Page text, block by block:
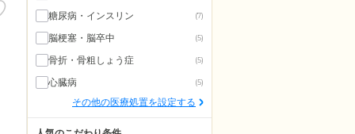
糖尿病・インスリン (7)
脳梗塞・脳卒中 (5)
骨折・骨粗しょう症 (5)
心臓病 (5)
その他の医療処置を設定する